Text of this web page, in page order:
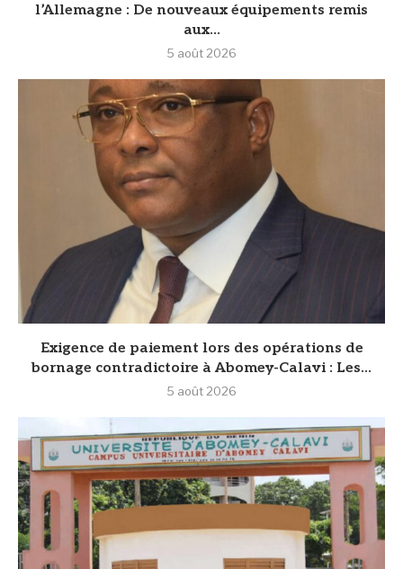
l’Allemagne : De nouveaux équipements remis
aux...
5 août 2026
Exigence de paiement lors des opérations de
bornage contradictoire à Abomey-Calavi : Les...
5 août 2026